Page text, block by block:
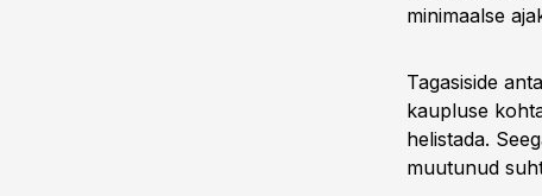
minimaalse
Tagasiside
kaupluse
helistada.
muutunud